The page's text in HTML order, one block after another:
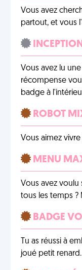
Vous avez
partout, et vous
Vous avez lu
récompense
badge à
ROBOT
Vous aimez
MENU
Vous avez
tous les temps ?
BADGE
Tu as réussi à
joué petit renard.